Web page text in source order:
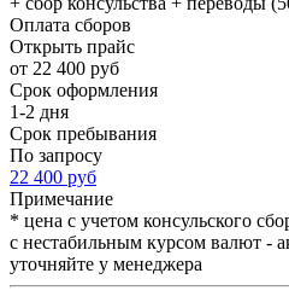
Оплата сборов
Открыть прайс
от 22 400 руб
Срок оформления
1-2 дня
Срок пребывания
По запросу
22 400 руб
Примечание
* цена с учетом консульского
с нестабильным курсом валют -
уточняйте у менеджера